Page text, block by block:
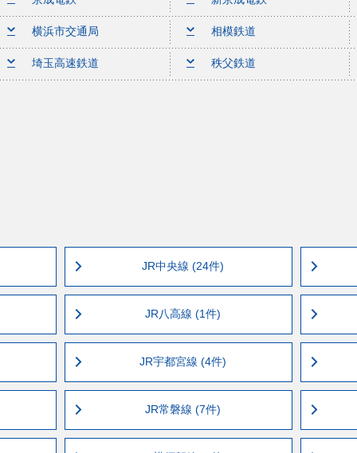
横浜市交通局 相模鉄道
埼玉高速鉄道 秩父鉄道
JR中央線 (24件)
JR八高線 (1件)
JR宇都宮線 (4件)
JR常磐線 (7件)